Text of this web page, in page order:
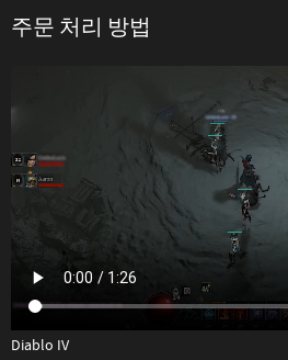
주문 처리 방법
Diablo IV